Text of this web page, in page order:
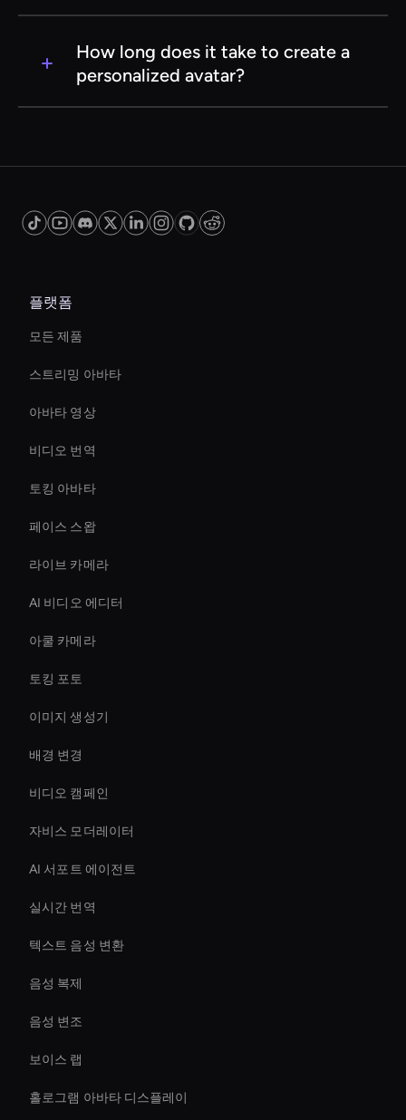
updates and modifications to your personalized
avatar as often as you like. This ensures your
How long does it take to create a
personalized avatar?
customization. However, our AI service is
often within minutes of providing the necessary
input data.
플랫폼
모든 제품
스트리밍 아바타
아바타 영상
비디오 번역
토킹 아바타
페이스 스왑
라이브 카메라
AI 비디오 에디터
아쿨 카메라
토킹 포토
이미지 생성기
배경 변경
비디오 캠페인
자비스 모더레이터
AI 서포트 에이전트
실시간 번역
텍스트 음성 변환
음성 복제
음성 변조
보이스 랩
홀로그램 아바타 디스플레이